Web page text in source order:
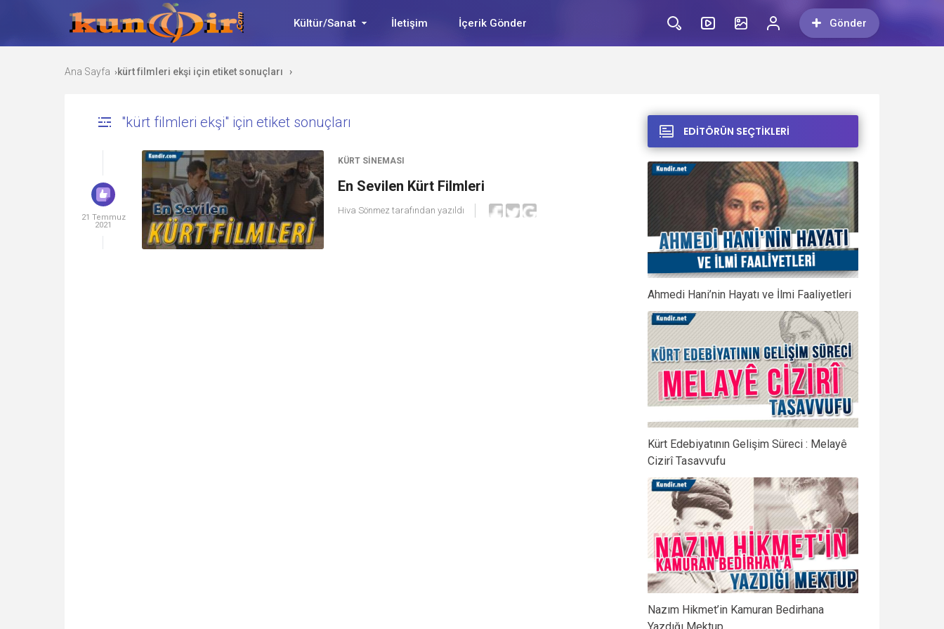
Kültür/Sanat İletişim İçerik Gönder Gönder
Ana Sayfa › kürt filmleri ekşi için etiket sonuçları ›
"kürt filmleri ekşi" için etiket sonuçları
KÜRT SINEMASI
En Sevilen Kürt Filmleri
Hiva Sönmez tarafından yazıldı
21 Temmuz
2021
EDİTÖRÜN SEÇTİKLERİ
Ahmedi Hani’nin Hayatı ve İlmi Faaliyetleri
Kürt Edebiyatının Gelişim Süreci : Melayê
Cizirî Tasavvufu
Nazım Hikmet’in Kamuran Bedirhana